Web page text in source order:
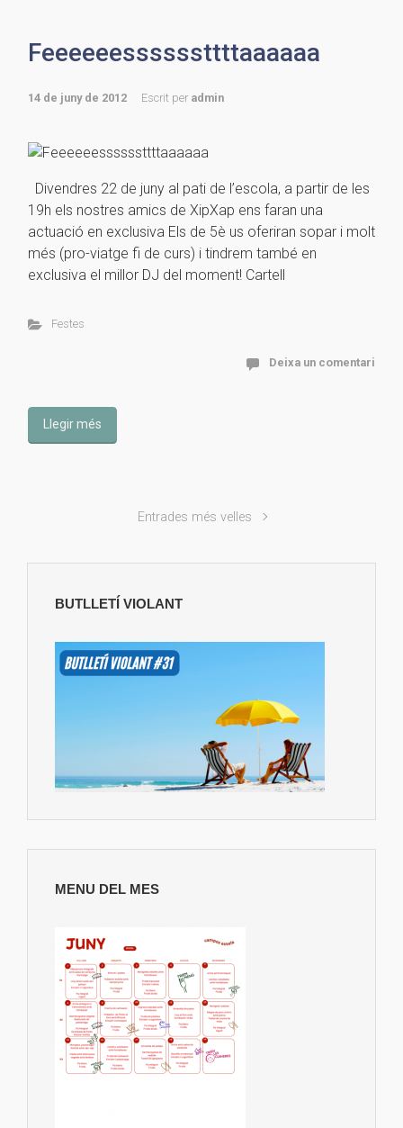
Feeeeeessssssttttaaaaaa
14 de juny de 2012 Escrit per admin
Divendres 22 de juny al pati de l’escola, a partir de les
19h els nostres amics de XipXap ens faran una
actuació en exclusiva Els de 5è us oferiran sopar i molt
més (pro-viatge fi de curs) i tindrem també en
exclusiva el millor DJ del moment! Cartell
Festes
Deixa un comentari
Llegir més
Entrades més velles
BUTLLETÍ VIOLANT
MENU DEL MES